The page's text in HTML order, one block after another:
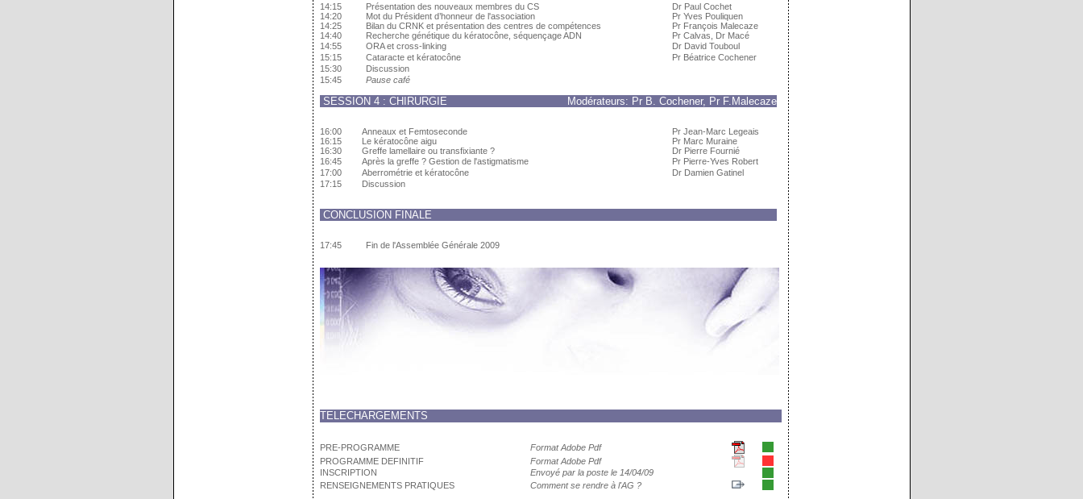
14:15 Présentation des nouveaux membres du CS
Dr Paul Cochet
14:20
Mot du Président d’honneur de l'association
Pr Yves Pouliquen
14:25
Bilan du CRNK et présentation des centres de compétences
Pr François Malecaze
14:40
Recherche génétique du kératocône, séquençage ADN
Pr Calvas, Dr Macé
14:55
ORA et cross-linking
Dr David Touboul
15:15
Cataracte et kératocône
Pr Béatrice Cochener
15:30
Discussion
15:45
Pause café
SESSION 4 : CHIRURGIE Modérateurs: Pr B. Cochener, Pr F.Malecaze
16:00 Anneaux et Femtoseconde
Pr Jean-Marc Legeais
16:15
Le kératocône aigu
Pr Marc Muraine
16:30
Greffe lamellaire ou transfixiante ?
Dr Pierre Fournié
16:45
Après la greffe ? Gestion de l'astigmatisme
Pr Pierre-Yves Robert
17:00
Aberrométrie et kératocône
Dr Damien Gatinel
17:15
Discussion
CONCLUSION FINALE
17:45 Fin de l'Assemblée Générale 2009
TELECHARGEMENTS
PRE-PROGRAMME
Format Adobe Pdf
PROGRAMME DEFINITIF
Format Adobe Pdf
INSCRIPTION
Envoyé par la poste le 14/04/09
RENSEIGNEMENTS PRATIQUES
Comment se rendre à l'AG ?